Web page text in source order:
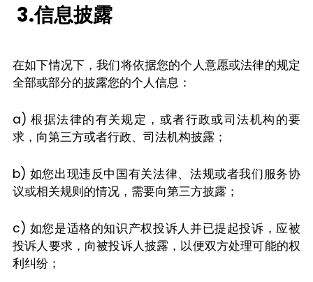
3.信息披露
在如下情况下，我们将依据您的个人意愿或法律的规定
全部或部分的披露您的个人信息：
a) 根据法律的有关规定，或者行政或司法机构的要
求，向第三方或者行政、司法机构披露；
b) 如您出现违反中国有关法律、法规或者我们服务协
议或相关规则的情况，需要向第三方披露；
c) 如您是适格的知识产权投诉人并已提起投诉，应被
投诉人要求，向被投诉人披露，以便双方处理可能的权
利纠纷；